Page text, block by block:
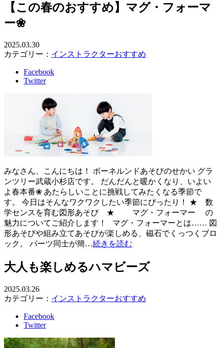
【この春のおすすめ】マグ・フォーマ
ー❀
2025.03.30
カテゴリー： インストラクターおすすめ
Facebook
Twitter
みなさん、こんにちは！ ボーネルンドあそびのせかい グラ
ンツリー武蔵小杉店です。 だんだんと暖かくなり、いよい
よ春本番❀ あたらしいことに挑戦してみたくなる季節で
す。 今日はそんなワクワクしたい季節にぴったり！ ★ 数
学センスを育む図形あそび ★ マグ・フォーマー の
魅力についてご紹介します！ マグ・フォーマーとは…… 図
形あそびや組み立てあそびが楽しめる、磁石でくっつくブロ
ック。 パーツ同士が簡…続きを読む
大人も楽しめるハマビーズ
2025.03.26
カテゴリー： インストラクターおすすめ
Facebook
Twitter